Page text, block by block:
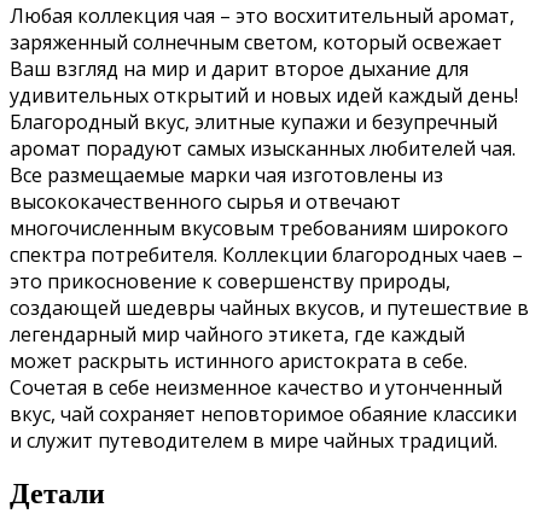
Любая коллекция чая – это восхитительный аромат,
заряженный солнечным светом, который освежает
Ваш взгляд на мир и дарит второе дыхание для
удивительных открытий и новых идей каждый день!
Благородный вкус, элитные купажи и безупречный
аромат порадуют самых изысканных любителей чая.
Все размещаемые марки чая изготовлены из
высококачественного сырья и отвечают
многочисленным вкусовым требованиям широкого
спектра потребителя. Коллекции благородных чаев –
это прикосновение к совершенству природы,
создающей шедевры чайных вкусов, и путешествие в
легендарный мир чайного этикета, где каждый
может раскрыть истинного аристократа в себе.
Сочетая в себе неизменное качество и утонченный
вкус, чай сохраняет неповторимое обаяние классики
и служит путеводителем в мире чайных традиций.
Детали